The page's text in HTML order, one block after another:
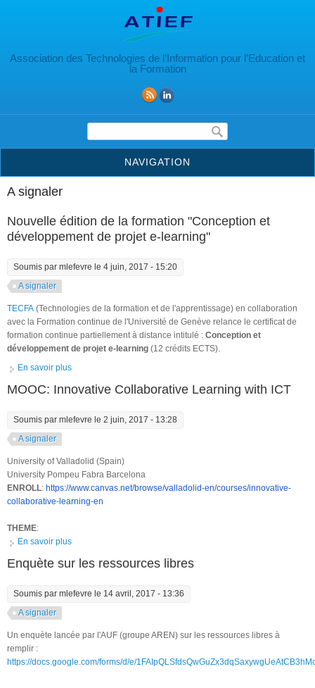
Association des Technologies de l’Information pour l’Education et
la Formation
Formulaire de recherche
NAVIGATION
A signaler
Nouvelle édition de la formation "Conception et
développement de projet e-learning"
Soumis par mlefevre le 4 juin, 2017 - 15:20
A signaler
TECFA (Technologies de la formation et de l'apprentissage) en collaboration
avec la Formation continue de l'Université de Genève relance le certificat de
formation continue partiellement à distance intitulé : Conception et
développement de projet e-learning (12 crédits ECTS).
En savoir plus
MOOC: Innovative Collaborative Learning with ICT
Soumis par mlefevre le 2 juin, 2017 - 13:28
A signaler
University of Valladolid (Spain)
University Pompeu Fabra Barcelona
ENROLL: https://www.canvas.net/browse/valladolid-en/courses/innovative-
collaborative-learning-en
THEME:
En savoir plus
Enquète sur les ressources libres
Soumis par mlefevre le 14 avril, 2017 - 13:36
A signaler
Un enquète lancée par l'AUF (groupe AREN) sur les ressources libres à
remplir :
https://docs.google.com/forms/d/e/